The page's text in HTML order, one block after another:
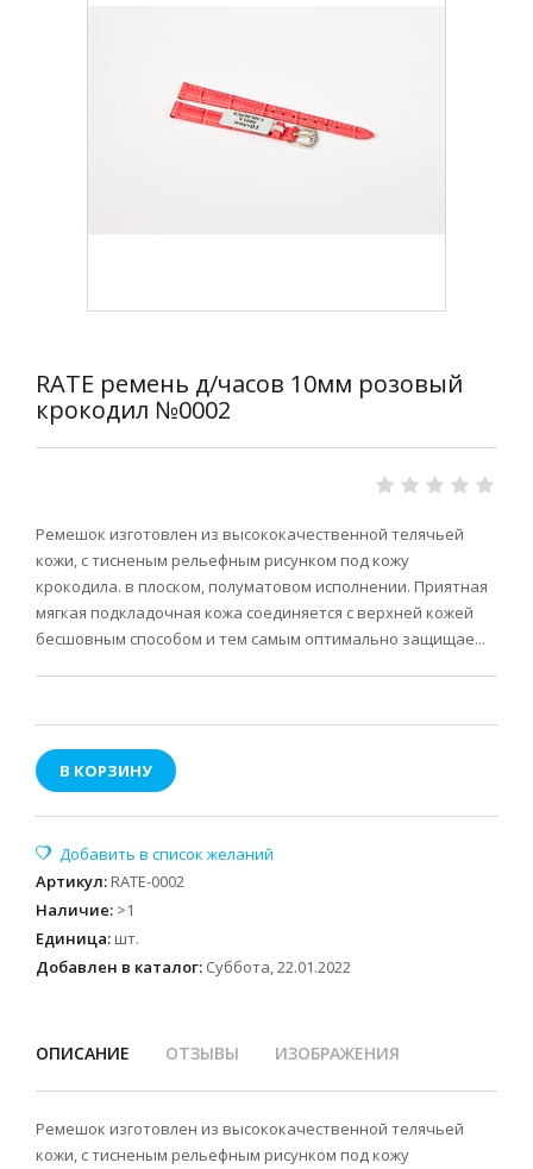
RATE ремень д/часов 10мм розовый
крокодил №0002
Ремешок изготовлен из высококачественной телячьей
кожи, с тисненым рельефным рисунком под кожу
крокодила. в плоском, полуматовом исполнении. Приятная
мягкая подкладочная кожа соединяется с верхней кожей
бесшовным способом и тем самым оптимально защищае...
В КОРЗИНУ
Артикул: RATE-0002
Наличие: >1
Единица: шт.
Добавлен в каталог: Суббота, 22.01.2022
ОПИСАНИЕ ОТЗЫВЫ ИЗОБРАЖЕНИЯ
Ремешок изготовлен из высококачественной телячьей
кожи, с тисненым рельефным рисунком под кожу